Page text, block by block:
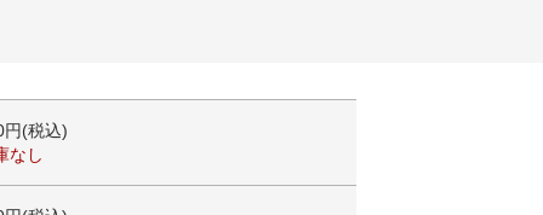
(税込)
なし